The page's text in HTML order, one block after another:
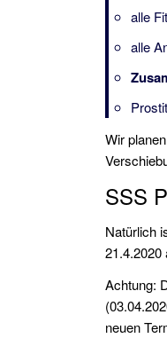
alle
alle
Wir
SSS
Natürlich
21.4.2020
Achtung:
neuen